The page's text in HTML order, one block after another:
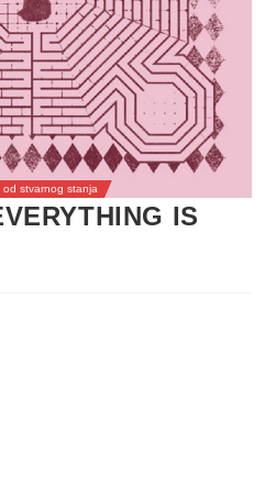
od stvarnog stanja
IS